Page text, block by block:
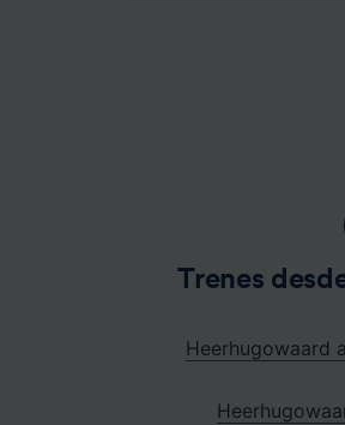
Trenes
Heerhugowaard a